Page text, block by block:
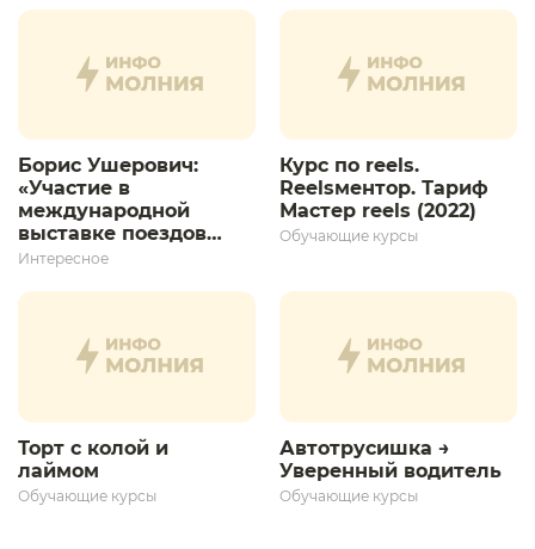
Борис Ушерович:
«Участие в
международной
выставке поездов
дает толчок для
развития»
Интересное
Курс по reels.
Reelsментор. Тариф
Мастер reels (2022)
Обучающие курсы
Торт с колой и
лаймом
Обучающие курсы
Автотрусишка →
Уверенный водитель​
Обучающие курсы